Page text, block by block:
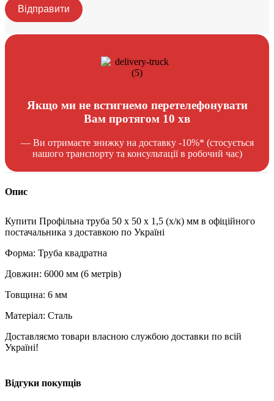
Відправити
Якщо ми не встигнемо перетелефонувати
Вам протягом 10 хв
— Ви отримаєте знижку на доставку -10%* (стосується
нашого транспорту та консультації в робочий час)
Опис
Купити Профільна труба 50 x 50 x 1,5 (х/к) мм в офіційного
постачальника з доставкою по Україні
Форма: Труба квадратна
Довжин: 6000 мм (6 метрів)
Товщина: 6 мм
Матеріал: Сталь
Доставляємо товари власною службою доставки по всій
Україні!
Відгуки покупців